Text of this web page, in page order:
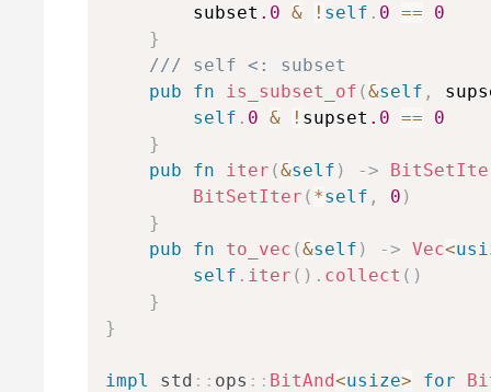
        subset
.0 & ! self . 0 ==
0
}
/// self <: subset
pub
fn is_subset_of (&self ,
self . 0 & ! supset .0 ==
0
}
pub
fn iter (&self ) ->
BitSetIter ( *self , 0 )
}
pub
fn to_vec (&self ) -> Vec<
self . iter ( ) . collect ( )
}
}
impl std :: ops :: BitAnd<usize> for